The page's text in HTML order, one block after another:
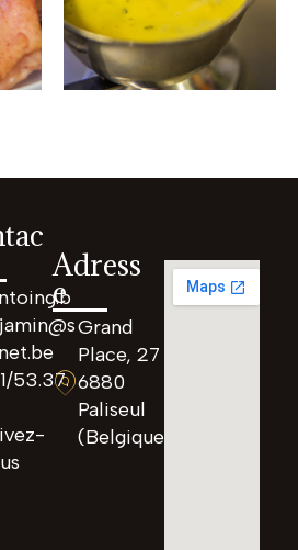
53.37.
Adress
e
Grand
Place, 27
6880
Paliseul
(Belgique)